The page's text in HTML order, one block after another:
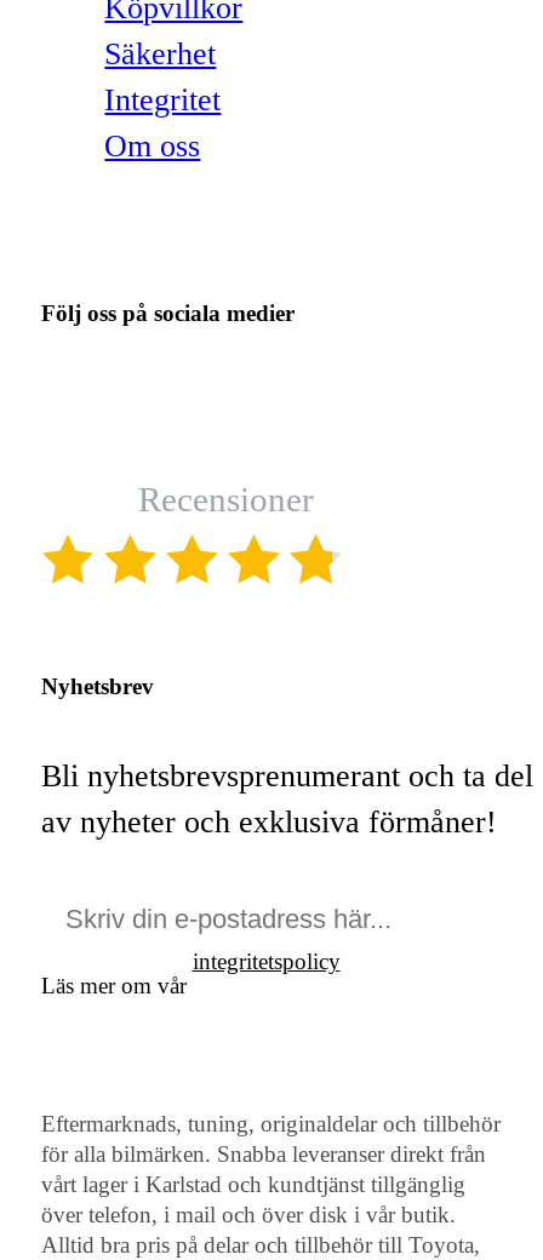
Köpvillkor
Säkerhet
Integritet
Om oss
Följ oss på sociala medier
Recensioner
Nyhetsbrev
Bli nyhetsbrevsprenumerant och ta del
av nyheter och exklusiva förmåner!
Läs mer om vår
integritetspolicy
Eftermarknads, tuning, originaldelar och tillbehör
för alla bilmärken. Snabba leveranser direkt från
vårt lager i Karlstad och kundtjänst tillgänglig
över telefon, i mail och över disk i vår butik.
Alltid bra pris på delar och tillbehör till Toyota,